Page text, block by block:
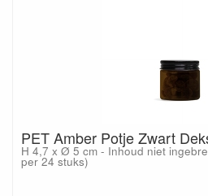
PET Amber Potje Zwart
H 4,7 x Ø 5 cm - Inhoud niet
per 24 stuks)